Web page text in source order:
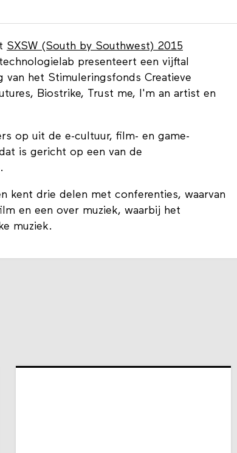
SXSW (South by Southwest) 2015
presenteert een vijftal
het Stimuleringsfonds Creatieve
Biostrike, Trust me, I'm an artist en
op uit de e-cultuur, film- en game-
is gericht op een van de
kent drie delen met conferenties, waarvan
en een over muziek, waarbij het
muziek.